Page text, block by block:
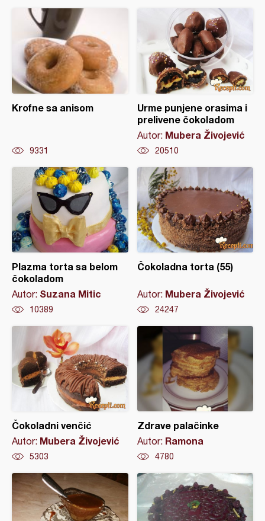
Krofne sa anisom
9331
Urme punjene orasima i
prelivene čokoladom
Autor: Mubera Živojević
20510
Plazma torta sa belom
čokoladom
Autor: Suzana Mitic
10389
Čokoladna torta (55)
Autor: Mubera Živojević
24247
Čokoladni venčić
Autor: Mubera Živojević
5303
Zdrave palačinke
Autor: Ramona
4780